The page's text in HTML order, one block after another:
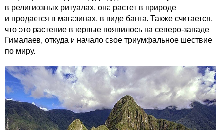
в религиозных ритуалах, она растет в природе
и продается в магазинах, в виде банга. Также считается,
что это растение впервые появилось на северо-западе
Гималаев, откуда и начало свое триумфальное шествие
по миру.